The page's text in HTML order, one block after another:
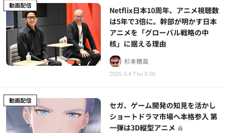
動画配信
2025.9.4 Thu 9:00
Netflix日本10周年、アニメ視聴数
は5年で3倍に。幹部が明かす日本
アニメを「グローバル戦略の中
核」に据える理由
杉本穂高
動画配信
セガ、ゲーム開発の知見を活かし
ショートドラマ市場へ本格参入 第
一弾は3D縦型アニメ